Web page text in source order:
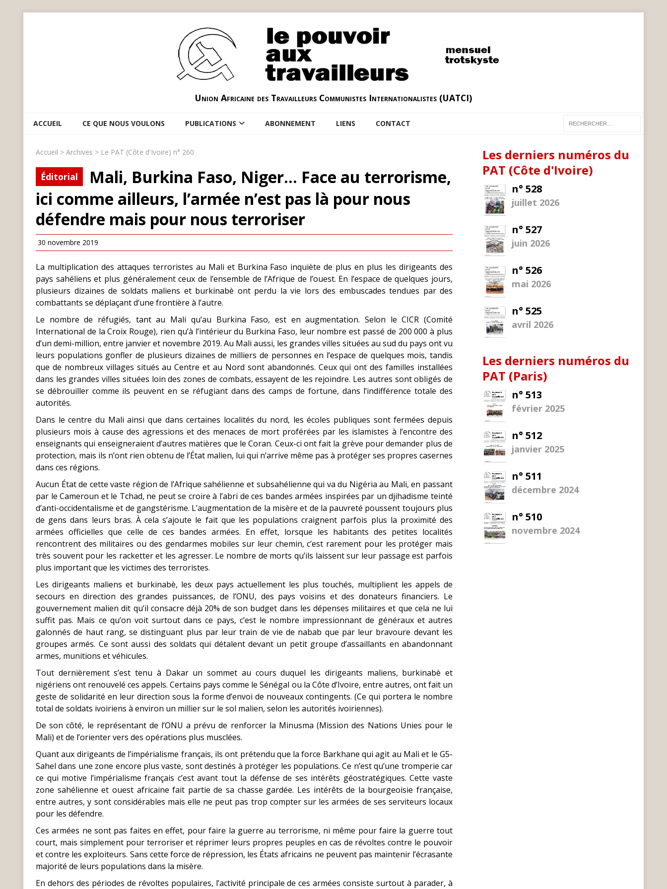
Union Africaine des Travailleurs Communistes Internationalistes (UATCI)
ACCUEIL CE QUE NOUS VOULONS PUBLICATIONS ABONNEMENT LIENS CONTACT
Accueil > Archives > Le PAT (Côte d'Ivoire) n° 260
Éditorial
Mali, Burkina Faso, Niger… Face au terrorisme,
ici comme ailleurs, l’armée n’est pas là pour nous
défendre mais pour nous terroriser
30 novembre 2019
La multiplication des attaques terroristes au Mali et Burkina Faso inquiète de plus en plus les dirigeants des
pays sahéliens et plus généralement ceux de l’ensemble de l’Afrique de l’ouest. En l’espace de quelques jours,
plusieurs dizaines de soldats maliens et burkinabè ont perdu la vie lors des embuscades tendues par des
combattants se déplaçant d’une frontière à l’autre.
Le nombre de réfugiés, tant au Mali qu’au Burkina Faso, est en augmentation. Selon le CICR (Comité
International de la Croix Rouge), rien qu’à l’intérieur du Burkina Faso, leur nombre est passé de 200 000 à plus
d’un demi-million, entre janvier et novembre 2019. Au Mali aussi, les grandes villes situées au sud du pays ont vu
leurs populations gonfler de plusieurs dizaines de milliers de personnes en l’espace de quelques mois, tandis
que de nombreux villages situés au Centre et au Nord sont abandonnés. Ceux qui ont des familles installées
dans les grandes villes situées loin des zones de combats, essayent de les rejoindre. Les autres sont obligés de
se débrouiller comme ils peuvent en se réfugiant dans des camps de fortune, dans l’indifférence totale des
autorités.
Dans le centre du Mali ainsi que dans certaines localités du nord, les écoles publiques sont fermées depuis
plusieurs mois à cause des agressions et des menaces de mort proférées par les islamistes à l’encontre des
enseignants qui enseigneraient d’autres matières que le Coran. Ceux-ci ont fait la grève pour demander plus de
protection, mais ils n’ont rien obtenu de l’État malien, lui qui n’arrive même pas à protéger ses propres casernes
dans ces régions.
Aucun État de cette vaste région de l’Afrique sahélienne et subsahélienne qui va du Nigéria au Mali, en passant
par le Cameroun et le Tchad, ne peut se croire à l’abri de ces bandes armées inspirées par un djihadisme teinté
d’anti-occidentalisme et de gangstérisme. L’augmentation de la misère et de la pauvreté poussent toujours plus
de gens dans leurs bras. À cela s’ajoute le fait que les populations craignent parfois plus la proximité des
armées officielles que celle de ces bandes armées. En effet, lorsque les habitants des petites localités
rencontrent des militaires ou des gendarmes mobiles sur leur chemin, c’est rarement pour les protéger mais
très souvent pour les racketter et les agresser. Le nombre de morts qu’ils laissent sur leur passage est parfois
plus important que les victimes des terroristes.
Les dirigeants maliens et burkinabè, les deux pays actuellement les plus touchés, multiplient les appels de
secours en direction des grandes puissances, de l’ONU, des pays voisins et des donateurs financiers. Le
gouvernement malien dit qu’il consacre déjà 20% de son budget dans les dépenses militaires et que cela ne lui
suffit pas. Mais ce qu’on voit surtout dans ce pays, c’est le nombre impressionnant de généraux et autres
galonnés de haut rang, se distinguant plus par leur train de vie de nabab que par leur bravoure devant les
groupes armés. Ce sont aussi des soldats qui détalent devant un petit groupe d’assaillants en abandonnant
armes, munitions et véhicules.
Tout dernièrement s’est tenu à Dakar un sommet au cours duquel les dirigeants maliens, burkinabè et
nigériens ont renouvelé ces appels. Certains pays comme le Sénégal ou la Côte d’Ivoire, entre autres, ont fait un
geste de solidarité en leur direction sous la forme d’envoi de nouveaux contingents. (Ce qui portera le nombre
total de soldats ivoiriens à environ un millier sur le sol malien, selon les autorités ivoiriennes).
De son côté, le représentant de l’ONU a prévu de renforcer la Minusma (Mission des Nations Unies pour le
Mali) et de l’orienter vers des opérations plus musclées.
Quant aux dirigeants de l’impérialisme français, ils ont prétendu que la force Barkhane qui agit au Mali et le G5-
Sahel dans une zone encore plus vaste, sont destinés à protéger les populations. Ce n’est qu’une tromperie car
ce qui motive l’impérialisme français c’est avant tout la défense de ses intérêts géostratégiques. Cette vaste
zone sahélienne et ouest africaine fait partie de sa chasse gardée. Les intérêts de la bourgeoisie française,
entre autres, y sont considérables mais elle ne peut pas trop compter sur les armées de ses serviteurs locaux
pour les défendre.
Ces armées ne sont pas faites en effet, pour faire la guerre au terrorisme, ni même pour faire la guerre tout
court, mais simplement pour terroriser et réprimer leurs propres peuples en cas de révoltes contre le pouvoir
et contre les exploiteurs. Sans cette force de répression, les États africains ne peuvent pas maintenir l’écrasante
majorité de leurs populations dans la misère.
En dehors des périodes de révoltes populaires, l’activité principale de ces armées consiste surtout à parader, à
Les derniers numéros du
PAT (Côte d'Ivoire)
n° 528
juillet 2026
n° 527
juin 2026
n° 526
mai 2026
n° 525
avril 2026
Les derniers numéros du
PAT (Paris)
n° 513
février 2025
n° 512
janvier 2025
n° 511
décembre 2024
n° 510
novembre 2024